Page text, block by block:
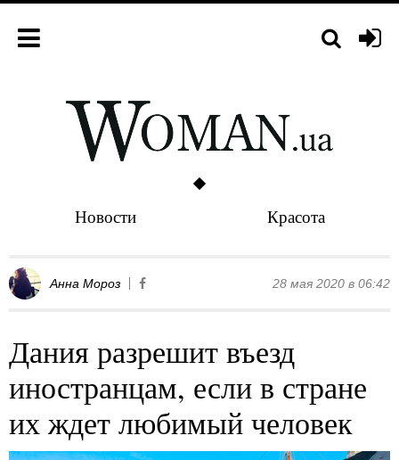
Новости Красота
Анна Мороз 28 мая 2020 в 06:42
Дания разрешит въезд
иностранцам, если в стране
их ждет любимый человек